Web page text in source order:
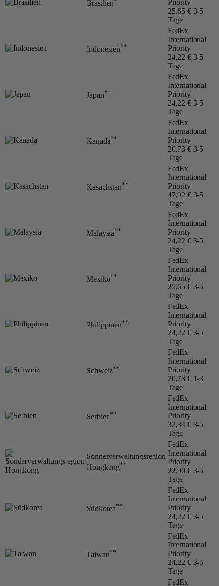
Brasilien
Priority
25,65 € 3-5
Tage
Indonesien**
FedEx
International
Priority
24,22 € 3-5
Tage
Japan**
FedEx
International
Priority
24,22 € 3-5
Tage
Kanada**
FedEx
International
Priority
20,73 € 3-5
Tage
Kasachstan**
FedEx
International
Priority
47,92 € 3-5
Tage
Malaysia**
FedEx
International
Priority
24,22 € 3-5
Tage
Mexiko**
FedEx
International
Priority
25,65 € 3-5
Tage
Philippinen**
FedEx
International
Priority
24,22 € 3-5
Tage
Schweiz**
FedEx
International
Priority
20,73 € 1-3
Tage
Serbien**
FedEx
International
Priority
32,34 € 3-5
Tage
Sonderverwaltungsregion
Hongkong**
FedEx
International
Priority
22,90 € 3-5
Tage
Südkorea**
FedEx
International
Priority
24,22 € 3-5
Tage
Taiwan**
FedEx
International
Priority
24,22 € 3-5
Tage
FedEx